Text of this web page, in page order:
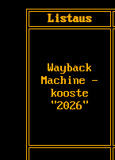
Listaus
Wayback
Machine -
kooste
"2026"